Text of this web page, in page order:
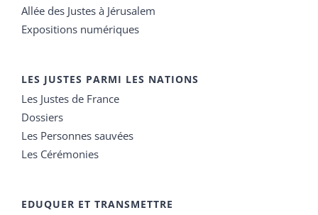
Allée des Justes à Jérusalem
Expositions numériques
LES JUSTES PARMI LES NATIONS
Les Justes de France
Dossiers
Les Personnes sauvées
Les Cérémonies
EDUQUER ET TRANSMETTRE